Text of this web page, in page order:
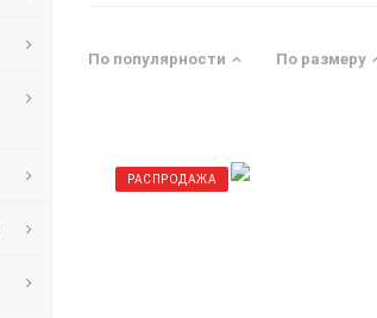
По популярности По размеру
РАСПРОДАЖА